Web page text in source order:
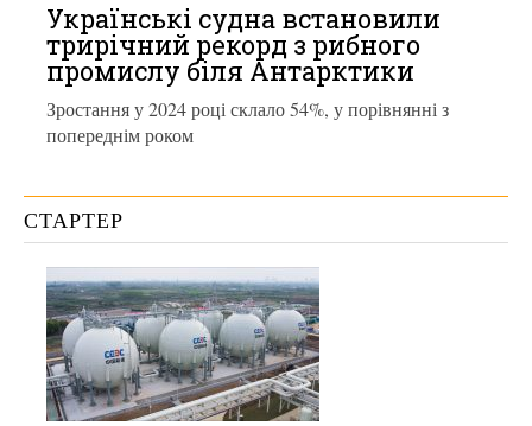
Українські судна встановили
трирічний рекорд з рибного
промислу біля Антарктики
Зростання у 2024 році склало 54%, у порівнянні з
попереднім роком
СТАРТЕР